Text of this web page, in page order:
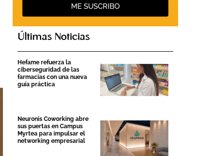
ME SUSCRIBO
Últimas Noticias
Hefame refuerza la
ciberseguridad de las
farmacias con una nueva
guía práctica
Neuronis Coworking abre
sus puertas en Campus
Myrtea para impulsar el
networking empresarial